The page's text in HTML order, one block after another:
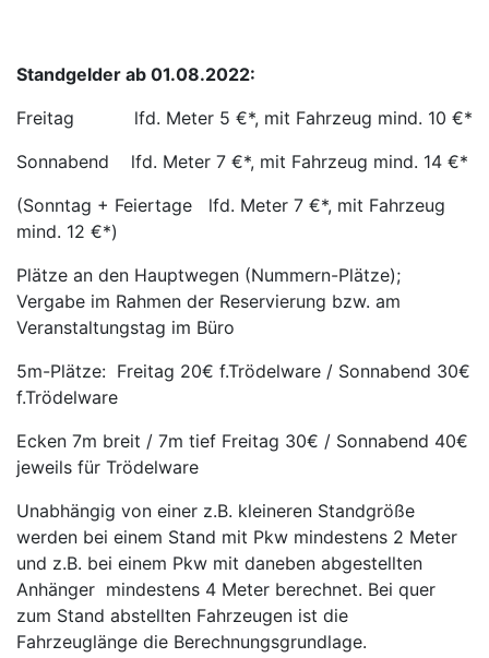
Standgelder ab 01.08.2022:
Freitag lfd. Meter 5 €*, mit Fahrzeug mind. 10 €*
Sonnabend lfd. Meter 7 €*, mit Fahrzeug mind. 14 €*
(Sonntag + Feiertage lfd. Meter 7 €*, mit Fahrzeug
mind. 12 €*)
Plätze an den Hauptwegen (Nummern-Plätze);
Vergabe im Rahmen der Reservierung bzw. am
Veranstaltungstag im Büro
5m-Plätze: Freitag 20€ f.Trödelware / Sonnabend 30€
f.Trödelware
Ecken 7m breit / 7m tief Freitag 30€ / Sonnabend 40€
jeweils für Trödelware
Unabhängig von einer z.B. kleineren Standgröße
werden bei einem Stand mit Pkw mindestens 2 Meter
und z.B. bei einem Pkw mit daneben abgestellten
Anhänger mindestens 4 Meter berechnet. Bei quer
zum Stand abstellten Fahrzeugen ist die
Fahrzeuglänge die Berechnungsgrundlage.